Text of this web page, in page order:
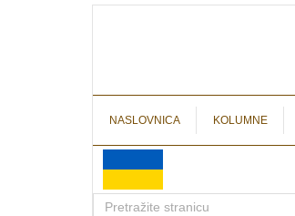
NASLOVNICA KOLUMNE